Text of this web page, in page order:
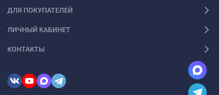
ДЛЯ ПОКУПАТЕЛЕЙ
ЛИЧНЫЙ КАБИНЕТ
КОНТАКТЫ